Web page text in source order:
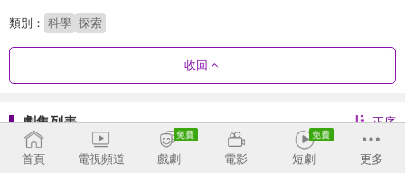
類別： 科學 探索
收回
劇集列表 正序
第1季 第2季
首頁 電視頻道 戲劇 電影 短劇 更多